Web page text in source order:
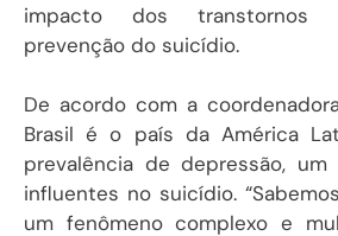
impacto dos transtornos
prevenção do suicídio.
De acordo com a
Brasil é o país da América
prevalência de depressão,
influentes no suicídio.
um fenômeno complexo e